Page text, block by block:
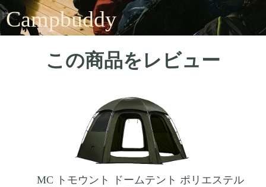
Campbuddy
この商品をレビュー
MC トモウント ドームテント ポリエステル